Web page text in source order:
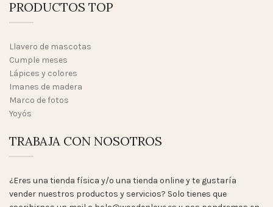
PRODUCTOS TOP
Llavero de mascotas
Cumple meses
Lápices y colores
Imanes de madera
Marco de fotos
Yoyós
TRABAJA CON NOSOTROS
¿Eres una tienda física y/o una tienda online y te gustaría
vender nuestros productos y servicios? Solo tienes que